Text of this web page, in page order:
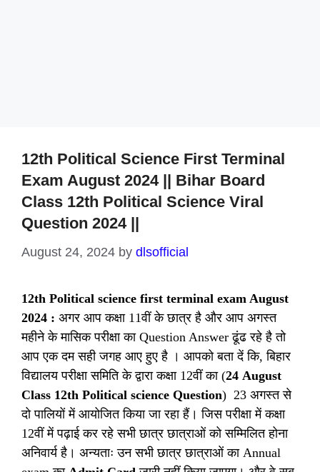
12th Political Science First Terminal
Exam August 2024 || Bihar Board
Class 12th Political Science Viral
Question 2024 ||
August 24, 2024 by dlsofficial
12th Political science first terminal exam August
2024 : अगर आप कक्षा 11वीं के छात्र है और आप अगस्त
महीने के मासिक परीक्षा का Question Answer ढूंढ रहे है तो
आप एक दम सही जगह आए हुए है । आपको बता दें कि, बिहार
विद्यालय परीक्षा समिति के द्वारा कक्षा 12वीं का (24 August
Class 12th Political science Question) 23 अगस्त से
दो पालियों में आयोजित किया जा रहा हैं। जिस परीक्षा में कक्षा
12वीं में पढ़ाई कर रहे सभी छात्र छात्राओं को सम्मिलित होना
अनिवार्य है। अन्यताः उन सभी छात्र छात्राओं का Annual